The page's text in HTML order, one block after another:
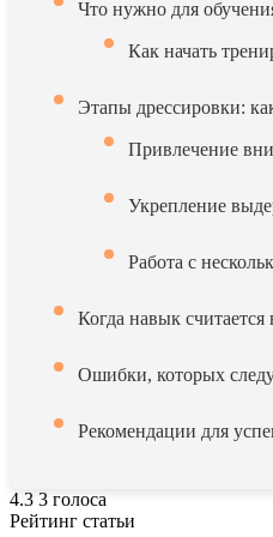
Что нужно для
Как начать
Этапы дрессировки:
Привлечение
Укрепление
Работа с
Когда навык
Ошибки, которых
Рекомендации для
4.3 3 голоса
Рейтинг статьи